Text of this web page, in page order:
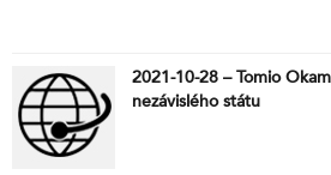
2021-10-28 – Tomio
nezávislého státu